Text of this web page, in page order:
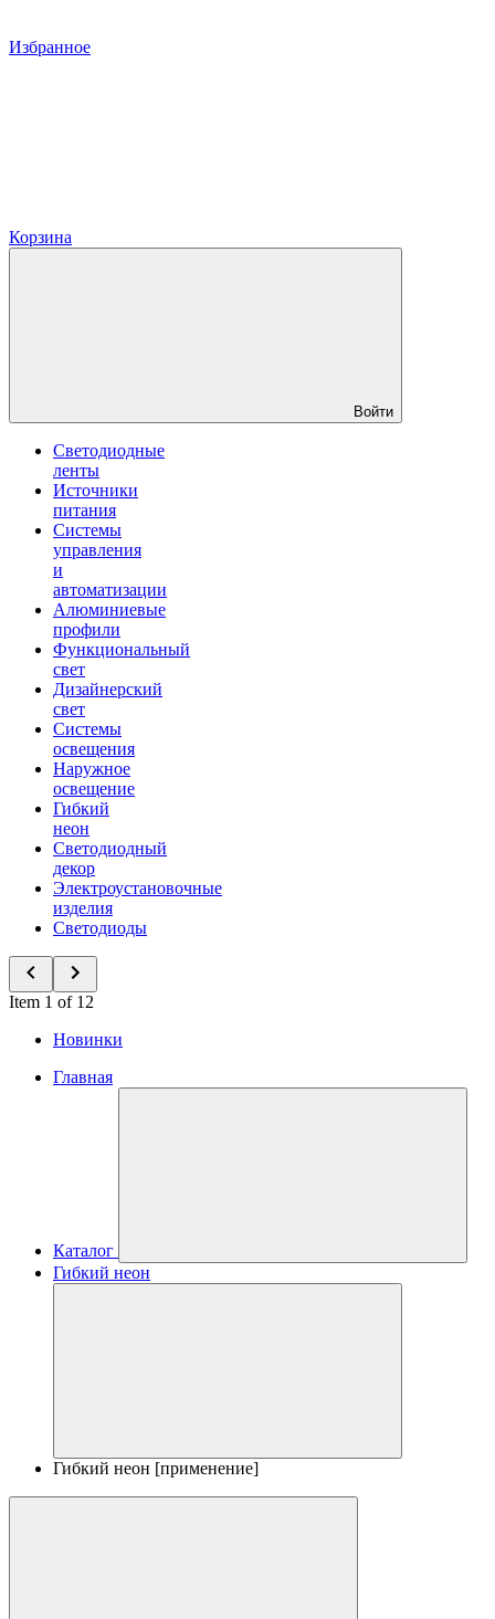
Избранное
Корзина
Войти
Светодиодные
ленты
Источники
питания
Системы
управления
и
автоматизации
Алюминиевые
профили
Функциональный
свет
Дизайнерский
свет
Системы
освещения
Наружное
освещение
Гибкий
неон
Светодиодный
декор
Электроустановочные
изделия
Светодиоды
Item 1 of 12
Новинки
Главная
Каталог
Гибкий неон
Гибкий неон [применение]